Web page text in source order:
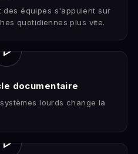
des équipes s'appuient sur
quotidiennes plus vite.
documentaire
lourds change la